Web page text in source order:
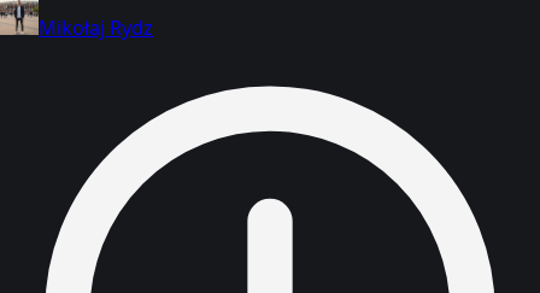
Mikołaj Rydz